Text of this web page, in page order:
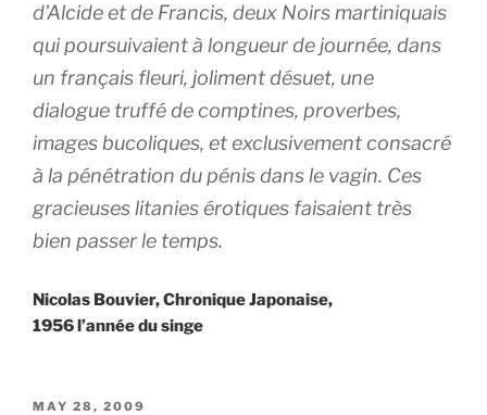
d’Alcide et de Francis, deux Noirs martiniquais
qui poursuivaient à longueur de journée, dans
un français fleuri, joliment désuet, une
dialogue truffé de comptines, proverbes,
images bucoliques, et exclusivement consacré
à la pénétration du pénis dans le vagin. Ces
gracieuses litanies érotiques faisaient très
bien passer le temps.
Nicolas Bouvier, Chronique Japonaise,
1956 l’année du singe
POSTED
MAY 28, 2009